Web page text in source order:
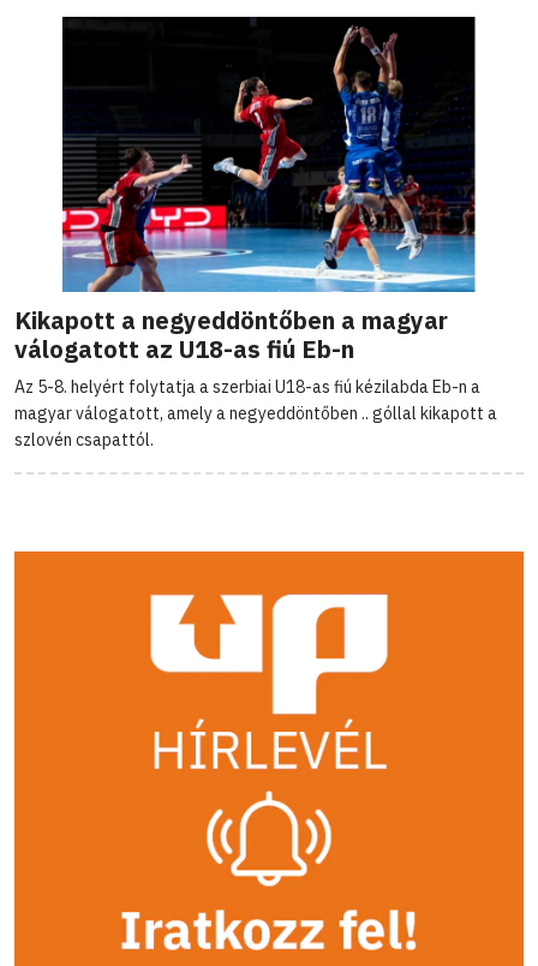
Kikapott a negyeddöntőben a magyar
válogatott az U18-as fiú Eb-n
Az 5-8. helyért folytatja a szerbiai U18-as fiú kézilabda Eb-n a
magyar válogatott, amely a negyeddöntőben .. góllal kikapott a
szlovén csapattól.